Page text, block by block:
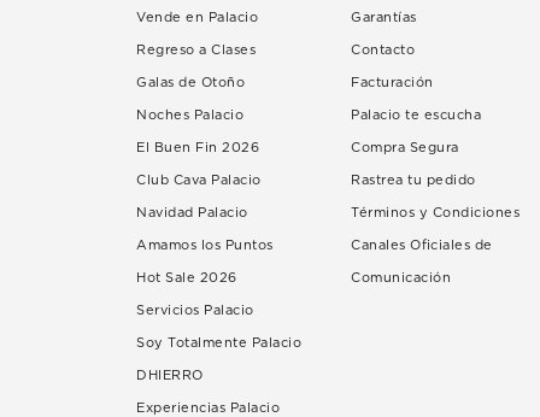
Vende en Palacio
Regreso a Clases
Galas de Otoño
Noches Palacio
El Buen Fin 2026
Club Cava Palacio
Navidad Palacio
Amamos los Puntos
Hot Sale 2026
Servicios Palacio
Soy Totalmente Palacio
DHIERRO
Experiencias Palacio
Garantías
Contacto
Facturación
Palacio te escucha
Compra Segura
Rastrea tu pedido
Términos y Condiciones
Canales Oficiales de
Comunicación